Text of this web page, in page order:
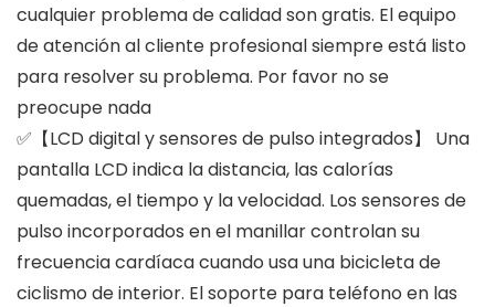
cualquier problema de calidad son gratis. El equipo
de atención al cliente profesional siempre está listo
para resolver su problema. Por favor no se
preocupe nada
✅【LCD digital y sensores de pulso integrados】 Una
pantalla LCD indica la distancia, las calorías
quemadas, el tiempo y la velocidad. Los sensores de
pulso incorporados en el manillar controlan su
frecuencia cardíaca cuando usa una bicicleta de
ciclismo de interior. El soporte para teléfono en las